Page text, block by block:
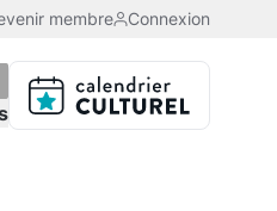
membre Connexion